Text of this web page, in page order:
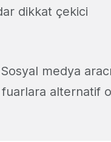
dikkat çekici
medya
fuarlara alternatif